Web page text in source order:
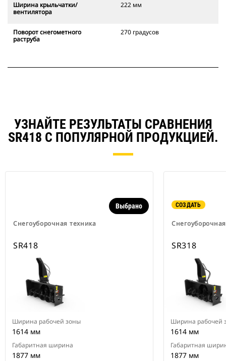
Ширина крыльчатки/
вентилятора
222 мм
Поворот снегометного
раструба
270 градусов
УЗНАЙТЕ РЕЗУЛЬТАТЫ СРАВНЕНИЯ
SR418 С ПОПУЛЯРНОЙ ПРОДУКЦИЕЙ.
Снегоуборочная техника
Выбрано
SR418
Ширина рабочей зоны
1614 мм
Габаритная ширина
1877 мм
СОЗДАТЬ
SR318
Ширина рабочей
1614 мм
Габаритная
1877 мм